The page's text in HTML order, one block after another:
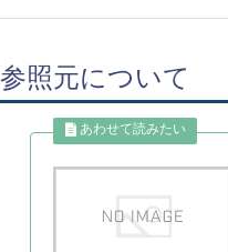
参照元について